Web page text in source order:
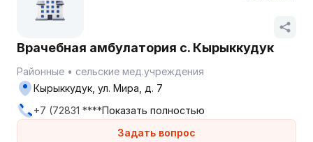
Врачебная амбулатория с. Кырыккудук
Районные сельские мед.учреждения
Задать вопрос
Кырыккудук, ул. Мира, д. 7
+7 (72831 ****Показать полностью